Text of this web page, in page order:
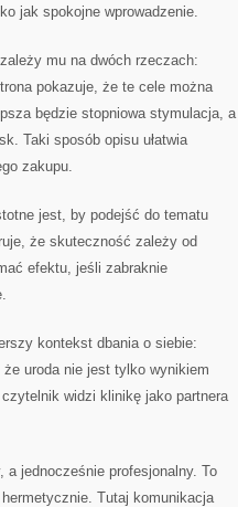
jak spokojne wprowadzenie.
mu na dwóch rzeczach:
pokazuje, że te cele można
będzie stopniowa stymulacja, a
Taki sposób opisu ułatwia
zakupu.
jest, by podejść do tematu
że skuteczność zależy od
efektu, jeśli zabraknie
kontekst dbania o siebie:
uroda nie jest tylko wynikiem
widzi klinikę jako partnera
jednocześnie profesjonalny. To
Tutaj komunikacja